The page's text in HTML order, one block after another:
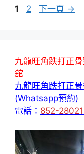
頁
1
頁
2 下一頁 →
九龍旺角跌打正
舘
九龍旺角跌打正
(Whatsapp預約)
電話： 852-